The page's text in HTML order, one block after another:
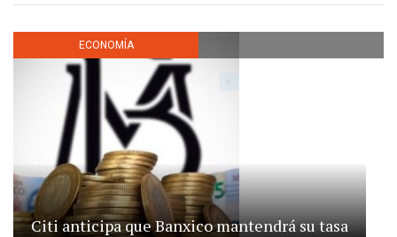
ECONOMÍA
Citi anticipa que Banxico mantendrá su tasa